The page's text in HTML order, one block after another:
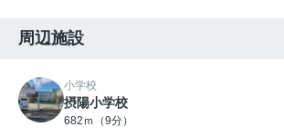
周辺施設
小学校
摂陽小学校
682ｍ（9分）